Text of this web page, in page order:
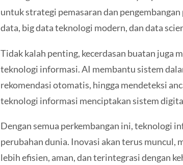
untuk strategi pemasaran dan
data, big data teknologi modern, dan data
Tidak kalah penting, kecerdasan buatan juga
teknologi informasi. AI membantu sistem
rekomendasi otomatis, hingga mendeteksi
teknologi informasi menciptakan sistem
Dengan semua perkembangan ini, teknologi
perubahan dunia. Inovasi akan terus muncul,
lebih efisien, aman, dan terintegrasi dengan